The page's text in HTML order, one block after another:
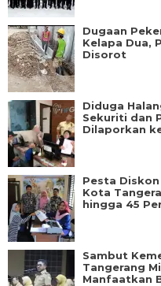
Dugaan
Kelapa Dua,
Disorot
Diduga
Sekuriti dan
Dilaporkan
Pesta
Kota
hingga 45
Sambut
Tangerang
Manfaatkan